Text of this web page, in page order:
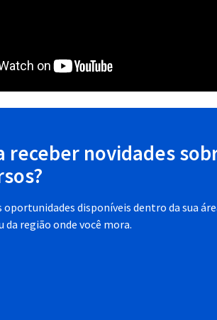
receber novidades
oportunidades disponíveis dentro da sua
da região onde você mora.